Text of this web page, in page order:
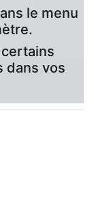
le menu
dans vos